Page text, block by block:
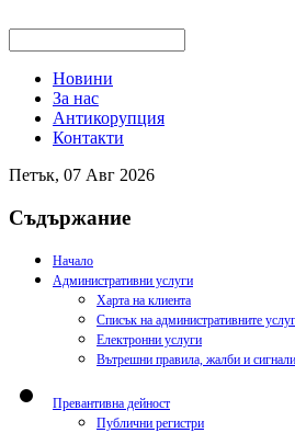
Новини
За нас
Антикорупция
Контакти
Петък, 07 Авг 2026
Съдържание
Начало
Административни услуги
Харта на клиента
Списък на административните
Електронни услуги
Вътрешни правила, жалби и сигнали
Превантивна дейност
Публични регистри